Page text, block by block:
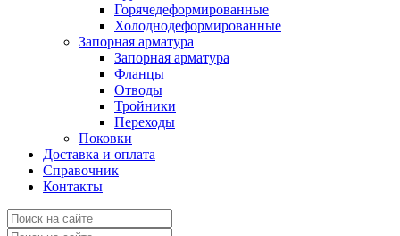
Горячедеформированные
Холоднодеформированные
Запорная арматура
Запорная арматура
Фланцы
Отводы
Тройники
Переходы
Поковки
Доставка и оплата
Справочник
Контакты